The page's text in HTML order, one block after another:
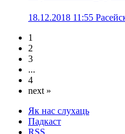
18.12.2018 11:55
1
2
3
...
4
next »
Як нас слухаць
Падкаст